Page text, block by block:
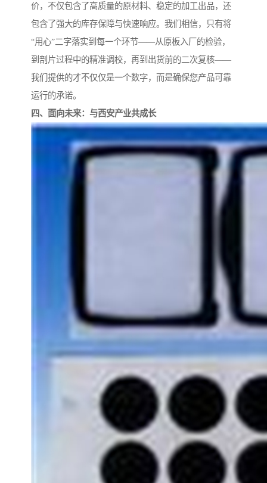
价，不仅包含了高质量的原材料、稳定的加工出品，还
包含了强大的库存保障与快速响应。我们相信，只有将
“用心”二字落实到每一个环节——从原板入厂的检验，
到剖片过程中的精准调校，再到出货前的二次复核——
我们提供的才不仅仅是一个数字，而是确保您产品可靠
运行的承诺。
四、面向未来：与西安产业共成长